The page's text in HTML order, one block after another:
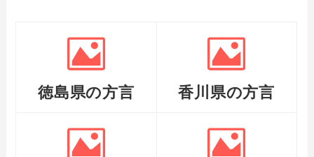
徳島県の方言 香川県の方言